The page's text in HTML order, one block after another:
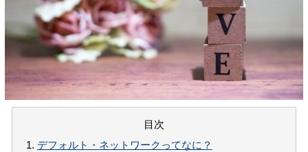
目次
1. デフォルト・ネットワークってなに？